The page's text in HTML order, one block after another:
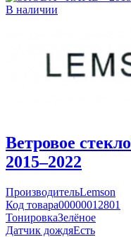
В наличии
Ветровое стекло
2015–2022
ПроизводительLemson
Код товара00000012801
ТонировкаЗелёное
Датчик дождяЕсть